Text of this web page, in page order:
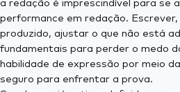
a redação é imprescindível para se
performance em redação.
produzido, ajustar o que não está
fundamentais para perder o medo
habilidade de expressão por meio
seguro para enfrentar a prova.